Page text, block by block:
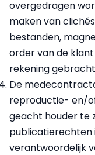
overgedragen
maken van
bestanden,
order van de
rekening
De
reproductie- en/
geacht houder te
publicatierechten
verantwoordelijk